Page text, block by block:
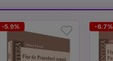
-5.9% -6.7%